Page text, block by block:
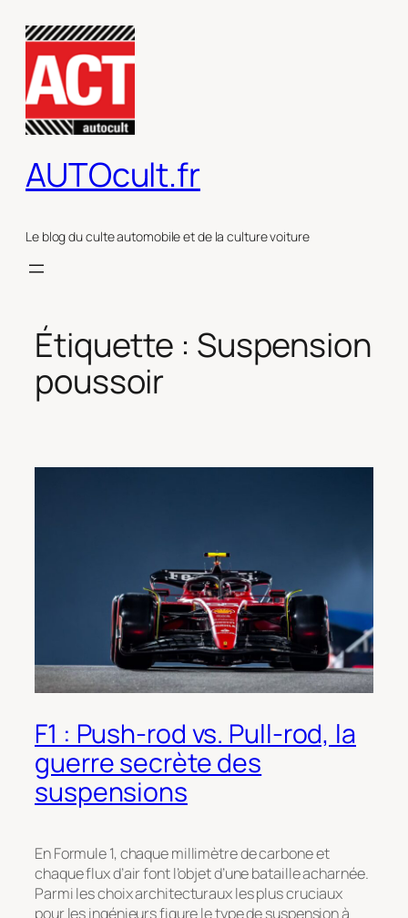
contenu
AUTOcult.fr
Le blog du culte automobile et de la culture voiture
Étiquette : Suspension
poussoir
F1 : Push-rod vs. Pull-rod, la
guerre secrète des
suspensions
En Formule 1, chaque millimètre de carbone et
chaque flux d’air font l’objet d’une bataille acharnée.
Parmi les choix architecturaux les plus cruciaux
pour les ingénieurs figure le type de suspension à